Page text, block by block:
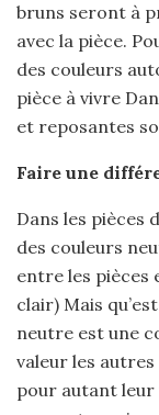
bruns seront à
avec la pièce.
des couleurs
pièce à vivre
et reposantes
Faire une
Dans les pièces
des couleurs
entre les pièces
clair) Mais
neutre est une
valeur les autres
pour autant leur